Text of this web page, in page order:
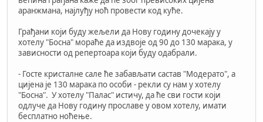
аранжмана, најлуђу ноћ провести код куће.
Грађани који буду жељели да Нову годину дочекају у
хотелу "Босна" мораће да издвоје од 90 до 130 марака, у
зависности од репертоара који буду одабрали.
- Госте кристалне сале ће забављати састав "Модерато", а
цијена је 130 марака по особи - рекли су нам у хотелу
"Босна". У хотелу "Палас" истичу, да ће сви гости који
одлуче да Нову годину прославе у овом хотелу, имати
бесплатно ноћење.